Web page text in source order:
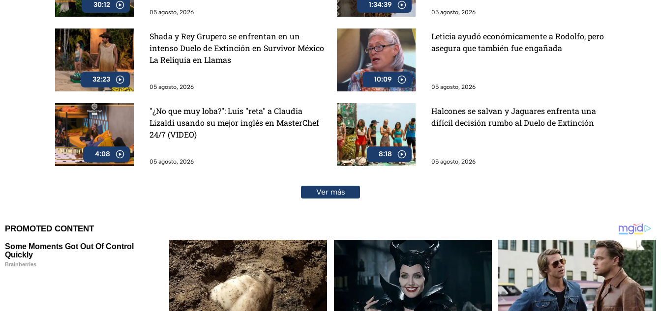
30:12
05 agosto, 2026
1:34:39
05 agosto, 2026
32:23
Shada y Rey Grupero se enfrentan en un
intenso Duelo de Extinción en Survivor México
La Reliquia en Llamas
05 agosto, 2026
10:09
Leticia ayudó económicamente a Rodolfo, pero
asegura que también fue engañada
05 agosto, 2026
4:08
"¿No que muy loba?": Luis "reta" a Claudia
Lizaldi usando su mejor inglés en MasterChef
24/7 (VIDEO)
05 agosto, 2026
8:18
Halcones se salvan y Jaguares enfrenta una
difícil decisión rumbo al Duelo de Extinción
05 agosto, 2026
Ver más